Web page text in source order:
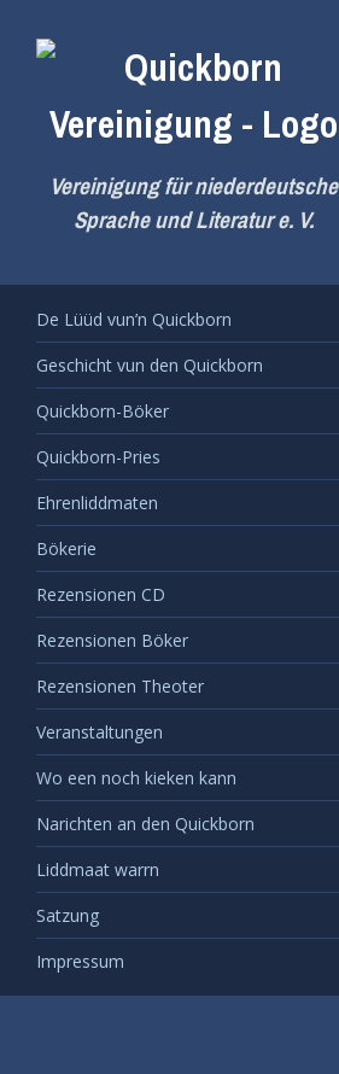
Inhalt
Vereinigung für niederdeutsche
Sprache und Literatur e. V.
De Lüüd vun’n Quickborn
Geschicht vun den Quickborn
Quickborn-Böker
Quickborn-Pries
Ehrenliddmaten
Bökerie
Rezensionen CD
Rezensionen Böker
Rezensionen Theoter
Veranstaltungen
Wo een noch kieken kann
Narichten an den Quickborn
Liddmaat warrn
Satzung
Impressum